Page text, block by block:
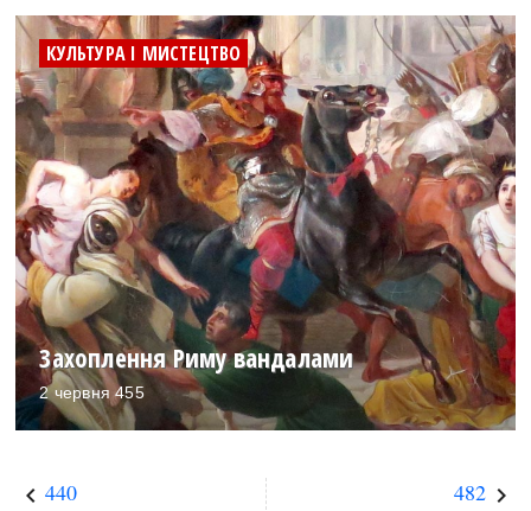
КУЛЬТУРА І МИСТЕЦТВО
Захоплення Риму вандалами
2 червня 455
keyboard_arrow_left 440 482 keyboard_arrow_right